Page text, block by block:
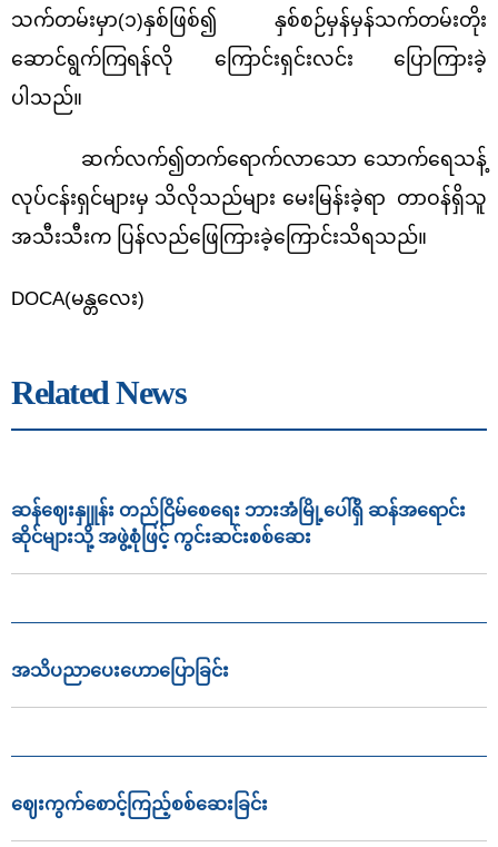
သက်တမ်းမှာ(၁)နှစ်ဖြစ်၍ နှစ်စဉ်မှန်မှန်သက်တမ်းတိုး
ဆောင်ရွက်ကြရန်လို ကြောင်းရှင်းလင်း ပြောကြားခဲ့
ပါသည်။
ဆက်လက်၍တက်ရောက်လာသော သောက်ရေသန့်
လုပ်ငန်းရှင်များမှ သိလိုသည်များ မေးမြန်းခဲ့ရာ တာဝန်ရှိသူ
အသီးသီးက ပြန်လည်ဖြေကြားခဲ့ကြောင်းသိရသည်။
DOCA(မန္တလေး)
Related News
ဆန်ဈေးနှုူန်း တည်ငြိမ်စေရေး ဘားအံမြို့ပေါ်ရှိ ဆန်အရောင်း
ဆိုင်များသို့ အဖွဲ့စုံဖြင့် ကွင်းဆင်းစစ်ဆေး
အသိပညာ‌ပေး‌ဟောပြောခြင်း
ဈေးကွက်စောင့်ကြည့်စစ်ဆေးခြင်း